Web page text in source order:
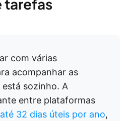
tarefas
com várias
acompanhar as
sozinho. A
entre plataformas
32 dias úteis por ano,